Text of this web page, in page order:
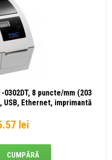
0302DT, 8 puncte/mm (203
USB, Ethernet, imprimantă
lei
CUMPĂRĂ